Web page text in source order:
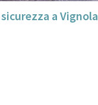
a Vignola